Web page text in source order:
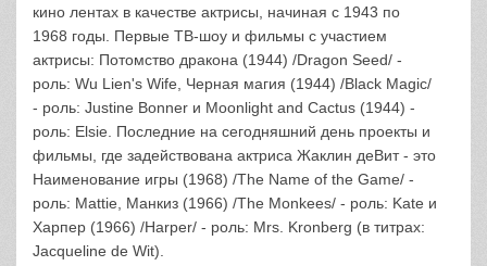
кино лентах в качестве актрисы, начиная с 1943 по
1968 годы. Первые ТВ-шоу и фильмы с участием
актрисы: Потомство дракона (1944) /Dragon Seed/ -
роль: Wu Lien's Wife, Черная магия (1944) /Black Magic/
- роль: Justine Bonner и Moonlight and Cactus (1944) -
роль: Elsie. Последние на сегодняшний день проекты и
фильмы, где задействована актриса Жаклин деВит - это
Наименование игры (1968) /The Name of the Game/ -
роль: Mattie, Манкиз (1966) /The Monkees/ - роль: Kate и
Харпер (1966) /Harper/ - роль: Mrs. Kronberg (в титрах:
Jacqueline de Wit).